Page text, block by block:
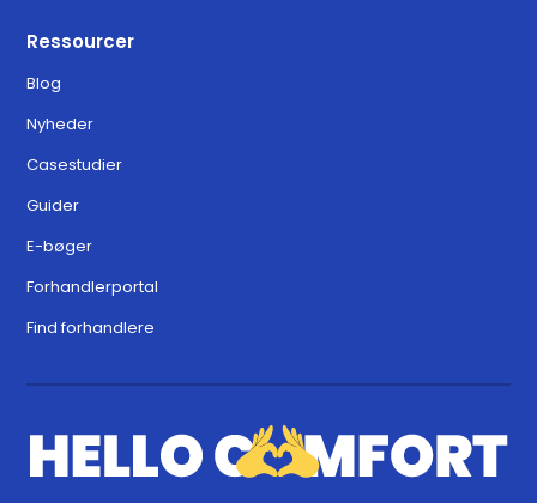
Ressourcer
Blog
Nyheder
Casestudier
Guider
E-bøger
Forhandlerportal
Find forhandlere